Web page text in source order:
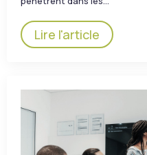
Lire l'article